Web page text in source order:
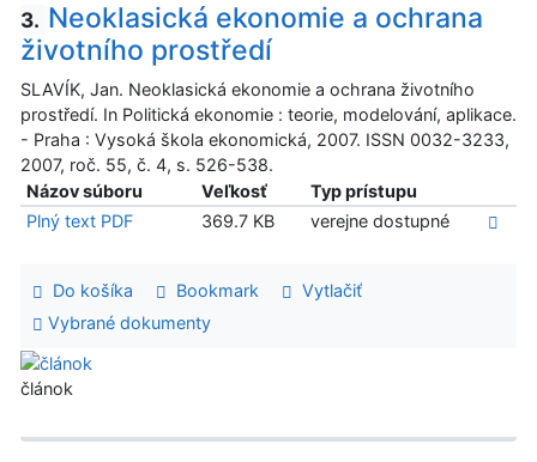
3. Neoklasická ekonomie a ochrana
životního prostředí
SLAVÍK, Jan. Neoklasická ekonomie a ochrana životního
prostředí. In Politická ekonomie : teorie, modelování, aplikace.
- Praha : Vysoká škola ekonomická, 2007. ISSN 0032-3233,
2007, roč. 55, č. 4, s. 526-538.
Názov súboru
Veľkosť
Typ prístupu
Plný text PDF
369.7 KB verejne dostupné
Do košíka Bookmark
Vytlačiť
Vybrané dokumenty
článok